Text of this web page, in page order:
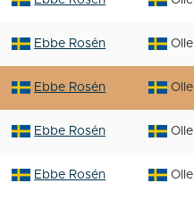
Ebbe Rosén
Ebbe Rosén
Ebbe Rosén
Ebbe Rosén